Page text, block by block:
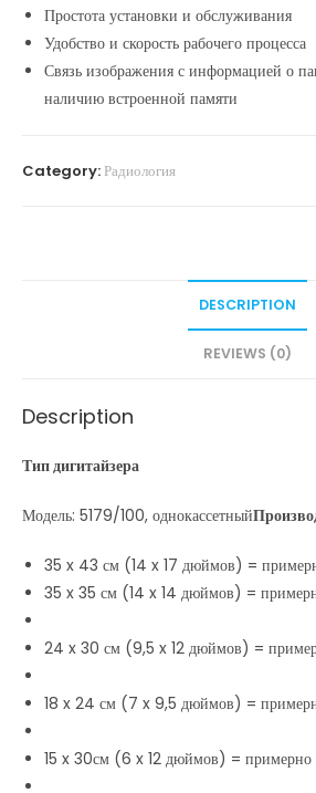
Простота установки и обслуживания
Удобство и скорость рабочего процесса
Связь изображения с информацией о
наличию встроенной памяти
Category: Радиология
DESCRIPTION
REVIEWS (0)
Description
Тип дигитайзера
Модель: 5179/100, однокассетный
35 x 43 см (14 x 17 дюймов) =
35 x 35 см (14 x 14 дюймов) =
24 x 30 см (9,5 x 12 дюймов) =
18 x 24 см (7 x 9,5 дюймов) =
15 x 30см (6 x 12 дюймов) =